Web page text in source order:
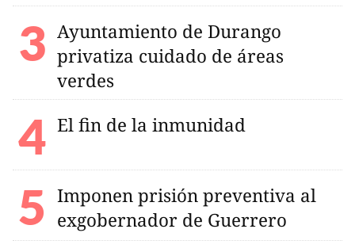
Ayuntamiento de Durango
privatiza cuidado de áreas
verdes
El fin de la inmunidad
Imponen prisión preventiva al
exgobernador de Guerrero